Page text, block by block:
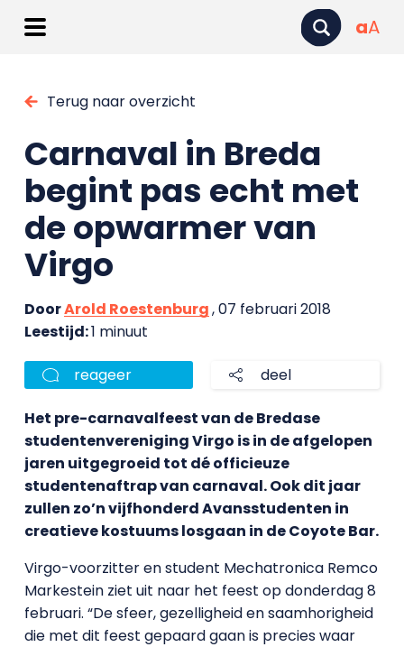
aA
Terug naar overzicht
Carnaval in Breda
begint pas echt met
de opwarmer van
Virgo
DoorArold Roestenburg, 07 februari 2018
Leestijd:1 minuut
reageer deel
Het pre-carnavalfeest van de Bredase
studentenvereniging Virgo is in de afgelopen
jaren uitgegroeid tot dé officieuze
studentenaftrap van carnaval. Ook dit jaar
zullen zo’n vijfhonderd Avansstudenten in
creatieve kostuums losgaan in de Coyote Bar.
Virgo-voorzitter en student Mechatronica Remco
Markestein ziet uit naar het feest op donderdag 8
februari. “De sfeer, gezelligheid en saamhorigheid
die met dit feest gepaard gaan is precies waar